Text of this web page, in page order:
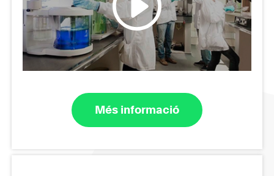
Més informació